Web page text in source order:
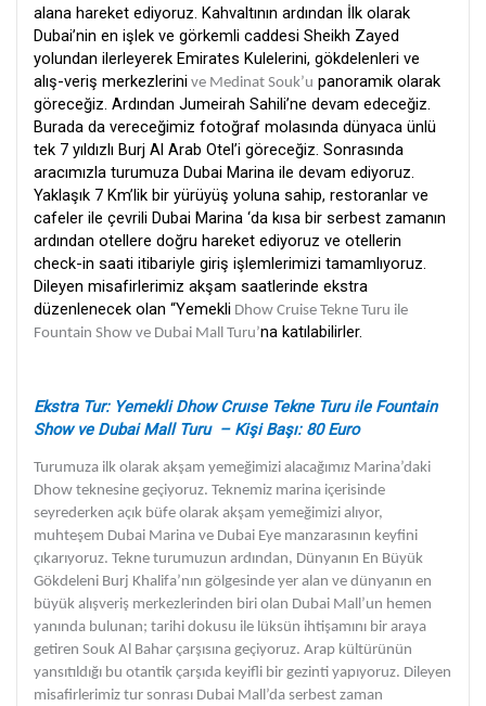
alana hareket ediyoruz. Kahvaltının ardından İlk olarak
Dubai’nin en işlek ve görkemli caddesi Sheikh Zayed
yolundan ilerleyerek Emirates Kulelerini, gökdelenleri ve
alış-veriş merkezlerini ve Medinat Souk’u panoramik olarak
göreceğiz. Ardından Jumeirah Sahili’ne devam edeceğiz.
Burada da vereceğimiz fotoğraf molasında dünyaca ünlü
tek 7 yıldızlı Burj Al Arab Otel’i göreceğiz. Sonrasında
aracımızla turumuza Dubai Marina ile devam ediyoruz.
Yaklaşık 7 Km’lik bir yürüyüş yoluna sahip, restoranlar ve
cafeler ile çevrili Dubai Marina ‘da kısa bir serbest zamanın
ardından otellere doğru hareket ediyoruz ve otellerin
check-in saati itibariyle giriş işlemlerimizi tamamlıyoruz.
Dileyen misafirlerimiz akşam saatlerinde ekstra
düzenlenecek olan “Yemekli Dhow Cruise Tekne Turu ile
Fountain Show ve Dubai Mall Turu’na katılabilirler.
Ekstra Tur: Yemekli Dhow Cruıse Tekne Turu ile Fountain
Show ve Dubai Mall Turu – Kişi Başı: 80 Euro
Turumuza ilk olarak akşam yemeğimizi alacağımız Marina’daki
Dhow teknesine geçiyoruz. Teknemiz marina içerisinde
seyrederken açık büfe olarak akşam yemeğimizi alıyor,
muhteşem Dubai Marina ve Dubai Eye manzarasının keyfini
çıkarıyoruz. Tekne turumuzun ardından, Dünyanın En Büyük
Gökdeleni Burj Khalifa’nın gölgesinde yer alan ve dünyanın en
büyük alışveriş merkezlerinden biri olan Dubai Mall’un hemen
yanında bulunan; tarihi dokusu ile lüksün ihtişamını bir araya
getiren Souk Al Bahar çarşısına geçiyoruz. Arap kültürünün
yansıtıldığı bu otantik çarşıda keyifli bir gezinti yapıyoruz. Dileyen
misafirlerimiz tur sonrası Dubai Mall’da serbest zaman